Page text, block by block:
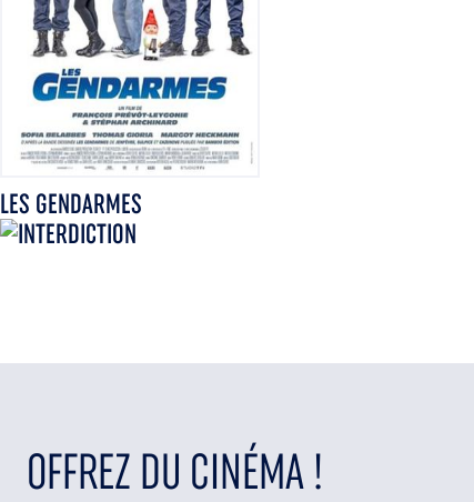
LES GENDARMES
OFFREZ DU CINÉMA !